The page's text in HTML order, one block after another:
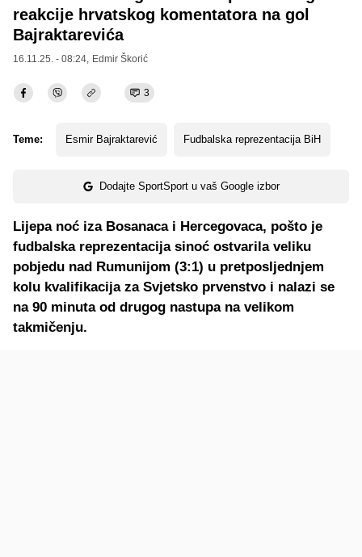
reakcije hrvatskog komentatora na gol
Bajraktarevića
16.11.25. - 08:24, Edmir Škorić
3
Teme: Esmir Bajraktarević Fudbalska reprezentacija BiH
Dodajte SportSport u vaš Google izbor
Lijepa noć iza Bosanaca i Hercegovaca, pošto je
fudbalska reprezentacija sinoć ostvarila veliku
pobjedu nad Rumunijom (3:1) u pretposljednjem
kolu kvalifikacija za Svjetsko prvenstvo i nalazi se
na 90 minuta od drugog nastupa na velikom
takmičenju.